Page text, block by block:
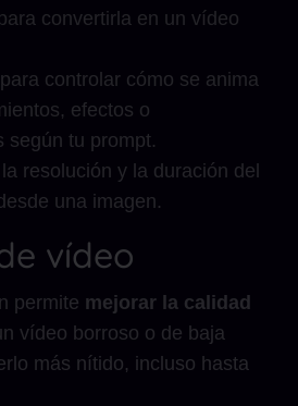
convertirla en un vídeo
controlar cómo se anima
efectos o
según tu prompt.
resolución y la duración del
una imagen.
vídeo
permite mejorar la calidad
vídeo borroso o de baja
más nítido, incluso hasta